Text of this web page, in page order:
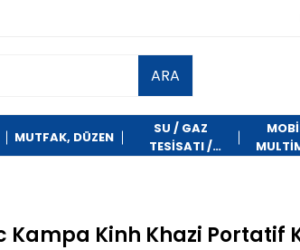
ARA
MUTFAK, DÜZEN
SU / GAZ
TESİSATI /
Kampa Kinh Khazi Portatif